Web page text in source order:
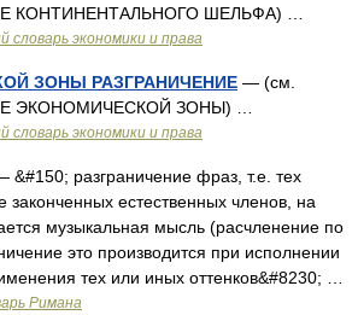
КОНТИНЕНТАЛЬНОГО ШЕЛЬФА) …
словарь экономики и права
ЗОНЫ РАЗГРАНИЧЕНИЕ — (см.
ЭКОНОМИЧЕСКОЙ ЗОНЫ) …
словарь экономики и права
&#150; разграничение фраз, т.е. тех
естественных членов, на
музыкальная мысль (расчленение по
это производится при исполнении
тех или иных оттенков&#8230; …
Римана